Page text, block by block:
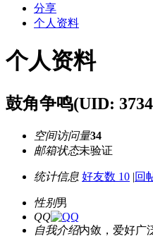
分享
个人资料
个人资料
鼓角争鸣(UID:
空间访问量34
邮箱状态未验证
统计信息 好友数 10 |回
性别男
QQ
自我介绍内敛，爱好广